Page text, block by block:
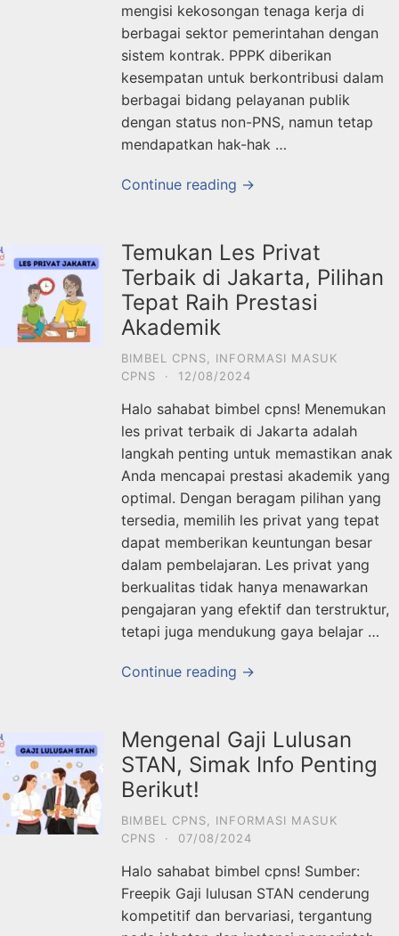
mengisi kekosongan tenaga kerja di
berbagai sektor pemerintahan dengan
sistem kontrak. PPPK diberikan
kesempatan untuk berkontribusi dalam
berbagai bidang pelayanan publik
dengan status non-PNS, namun tetap
mendapatkan hak-hak …
Continue reading →
Temukan Les Privat
Terbaik di Jakarta, Pilihan
Tepat Raih Prestasi
Akademik
BIMBEL CPNS
INFORMASI MASUK
CPNS
· 12/08/2024
Halo sahabat bimbel cpns! Menemukan
les privat terbaik di Jakarta adalah
langkah penting untuk memastikan anak
Anda mencapai prestasi akademik yang
optimal. Dengan beragam pilihan yang
tersedia, memilih les privat yang tepat
dapat memberikan keuntungan besar
dalam pembelajaran. Les privat yang
berkualitas tidak hanya menawarkan
pengajaran yang efektif dan terstruktur,
tetapi juga mendukung gaya belajar …
Continue reading →
Mengenal Gaji Lulusan
STAN, Simak Info Penting
Berikut!
BIMBEL CPNS
INFORMASI MASUK
CPNS
· 07/08/2024
Halo sahabat bimbel cpns! Sumber:
Freepik Gaji lulusan STAN cenderung
kompetitif dan bervariasi, tergantung